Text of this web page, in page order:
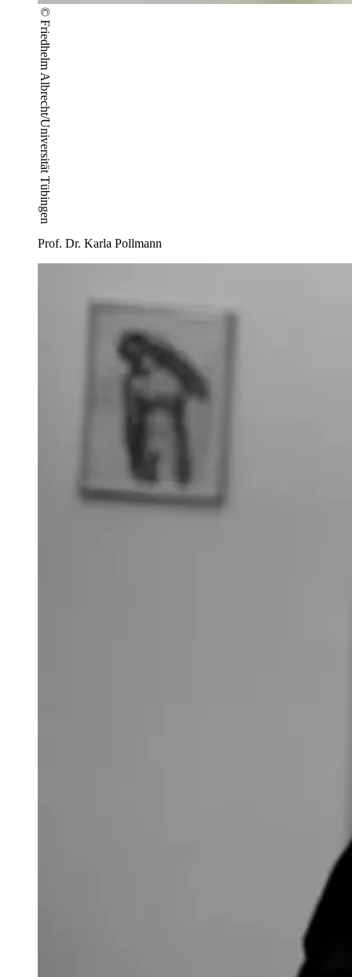
© Friedhelm Albrecht/Universität Tübingen
Prof. Dr. Karla Pollmann